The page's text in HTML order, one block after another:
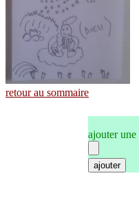
retour au sommaire
ajouter une